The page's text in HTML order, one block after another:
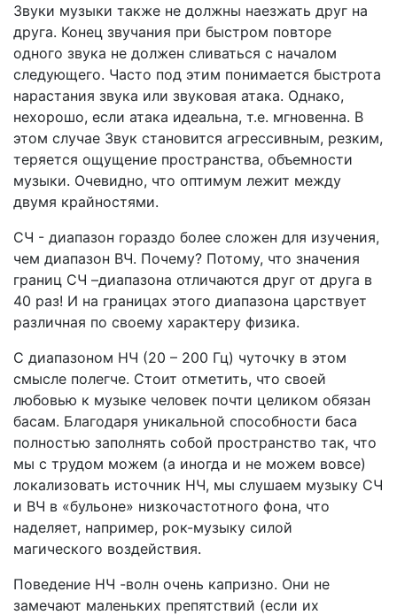
Звуки музыки также не должны наезжать друг на
друга. Конец звучания при быстром повторе
одного звука не должен сливаться с началом
следующего. Часто под этим понимается быстрота
нарастания звука или звуковая атака. Однако,
нехорошо, если атака идеальна, т.е. мгновенна. В
этом случае Звук становится агрессивным, резким,
теряется ощущение пространства, объемности
музыки. Очевидно, что оптимум лежит между
двумя крайностями.
СЧ - диапазон гораздо более сложен для изучения,
чем диапазон ВЧ. Почему? Потому, что значения
границ СЧ –диапазона отличаются друг от друга в
40 раз! И на границах этого диапазона царствует
различная по своему характеру физика.
С диапазоном НЧ (20 – 200 Гц) чуточку в этом
смысле полегче. Стоит отметить, что своей
любовью к музыке человек почти целиком обязан
басам. Благодаря уникальной способности баса
полностью заполнять собой пространство так, что
мы с трудом можем (а иногда и не можем вовсе)
локализовать источник НЧ, мы слушаем музыку СЧ
и ВЧ в «бульоне» низкочастотного фона, что
наделяет, например, рок-музыку силой
магического воздействия.
Поведение НЧ -волн очень капризно. Они не
замечают маленьких препятствий (если их